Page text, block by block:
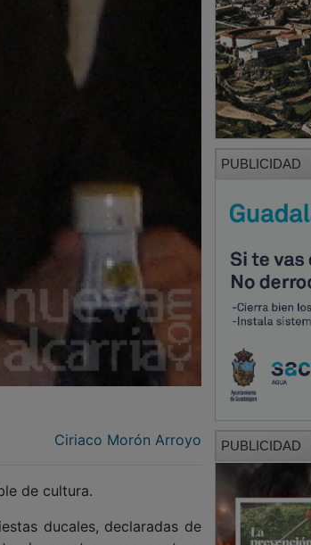
Ciriaco Morón Arroyo
de cultura.
ducales, declaradas de
PUBLICIDAD
PUBLICIDAD